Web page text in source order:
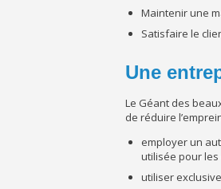
Maintenir une
Satisfaire le
Une
Le Géant des
de réduire
employer un
utilisée pour
utiliser